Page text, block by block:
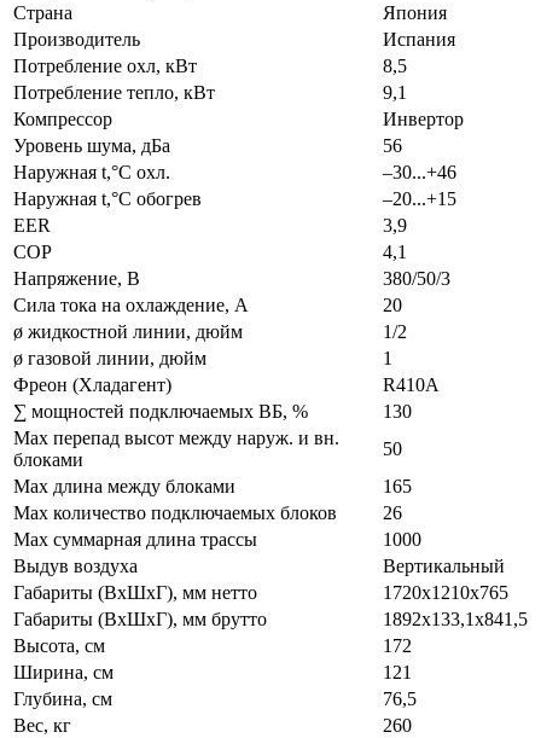
Страна
Япония
Производитель
Испания
Потребление охл, кВт
8,5
Потребление тепло, кВт
9,1
Компрессор
Инвертор
Уровень шума, дБа
56
Наружная t,°C охл.
–30...+46
Наружная t,°C обогрев
–20...+15
EER
3,9
COP
4,1
Напряжение, В
380/50/3
Сила тока на охлаждение, А
20
ø жидкостной линии, дюйм
1/2
ø газовой линии, дюйм
1
Фреон (Хладагент)
R410A
∑ мощностей подключаемых ВБ, %
130
Max перепад высот между наруж. и вн.
блоками
50
Max длина между блоками
165
Max количество подключаемых блоков
26
Max суммарная длина трассы
1000
Выдув воздуха
Вертикальный
Габариты (ВxШxГ), мм нетто
1720х1210х765
Габариты (ВxШxГ), мм брутто
1892х133,1х841,5
Высота, см
172
Ширина, см
121
Глубина, см
76,5
Вес, кг
260